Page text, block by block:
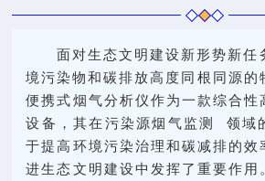
面对生态文明建设新形势新任
境污染物和碳排放高度同根同源
便携式烟气分析仪作为一款综合性
设备，其在污染源烟气监测
领域
于提高环境污染治理和碳减排的效
进生态文明建设中发挥了重要作用